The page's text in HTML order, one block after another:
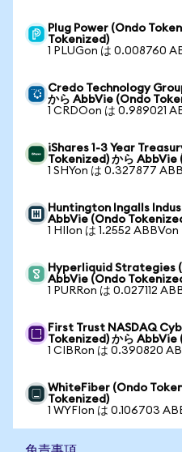
Plug Power (Ondo
Tokenized)
1 PLUGon は 0.008760
Credo Technology
から AbbVie (Ondo
1 CRDOon は 0.989021
iShares 1-3 Year
Tokenized) から
1 SHYon は 0.327877
Huntington Ingalls
AbbVie (Ondo
1 HIIon は 1.2552 ABBVon
Hyperliquid Strategies
AbbVie (Ondo
1 PURRon は 0.027112
First Trust NASDAQ
Tokenized) から
1 CIBRon は 0.390820
WhiteFiber (Ondo
Tokenized)
1 WYFIon は 0.106703